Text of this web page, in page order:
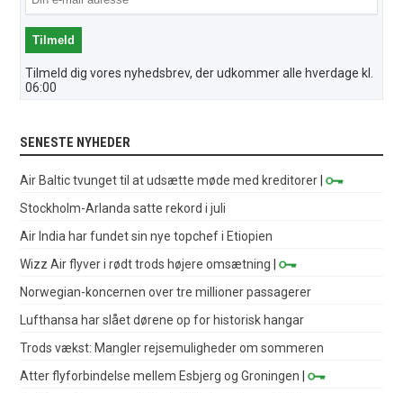
Tilmeld dig vores nyhedsbrev, der udkommer alle hverdage kl.
06:00
SENESTE NYHEDER
Air Baltic tvunget til at udsætte møde med kreditorer |
Stockholm-Arlanda satte rekord i juli
Air India har fundet sin nye topchef i Etiopien
Wizz Air flyver i rødt trods højere omsætning |
Norwegian-koncernen over tre millioner passagerer
Lufthansa har slået dørene op for historisk hangar
Trods vækst: Mangler rejsemuligheder om sommeren
Atter flyforbindelse mellem Esbjerg og Groningen |